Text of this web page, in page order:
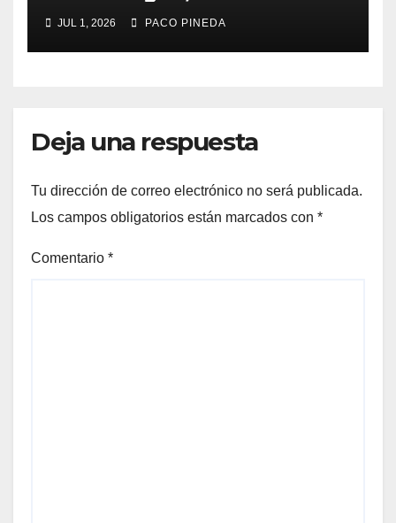
Málaga 2026
JUL 1, 2026 PACO PINEDA
Deja una respuesta
Tu dirección de correo electrónico no será publicada.
Los campos obligatorios están marcados con *
Comentario *